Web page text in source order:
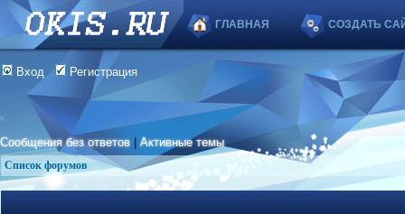
ГЛАВНАЯ СОЗДАТЬ
Вход Регистрация
Сообщения без ответов |Активные темы
Список форумов